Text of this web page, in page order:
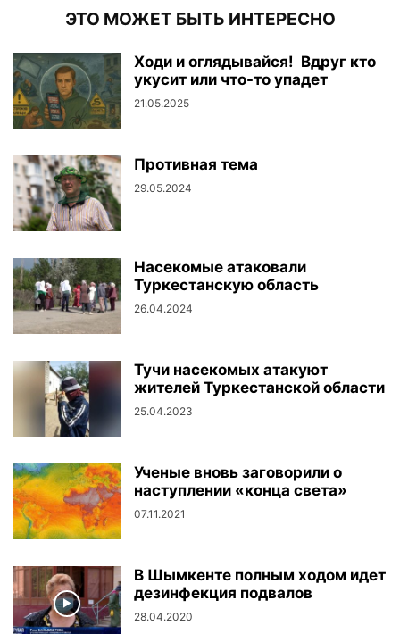
ЭТО МОЖЕТ БЫТЬ ИНТЕРЕСНО
Ходи и оглядывайся! Вдруг кто
укусит или что-то упадет
21.05.2025
Противная тема
29.05.2024
Насекомые атаковали
Туркестанскую область
26.04.2024
Тучи насекомых атакуют
жителей Туркестанской области
25.04.2023
Ученые вновь заговорили о
наступлении «конца света»
07.11.2021
В Шымкенте полным ходом идет
дезинфекция подвалов
28.04.2020